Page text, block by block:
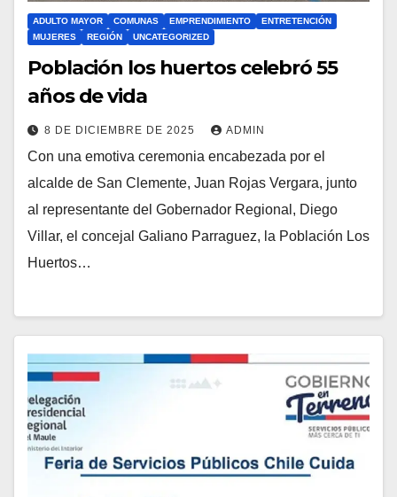
ADULTO MAYOR COMUNAS EMPRENDIMIENTO
ENTRETENCIÓN
MUJERES
REGIÓN UNCATEGORIZED
Población los huertos celebró 55
años de vida
8 DE DICIEMBRE DE 2025 ADMIN
Con una emotiva ceremonia encabezada por el
alcalde de San Clemente, Juan Rojas Vergara, junto
al representante del Gobernador Regional, Diego
Villar, el concejal Galiano Parraguez, la Población Los
Huertos…